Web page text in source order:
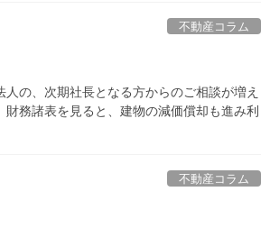
不動産コラム
の、次期社長となる方からのご相談が増え
務諸表を見ると、建物の減価償却も進み利
不動産コラム